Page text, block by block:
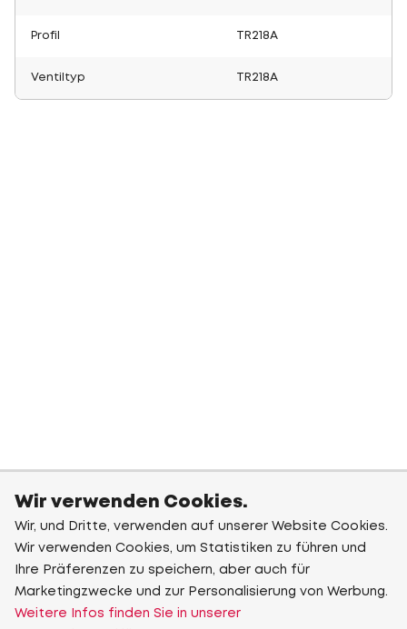
Profil TR218A
Ventiltyp TR218A
Wir verwenden Cookies.
Wir, und Dritte, verwenden auf unserer Website Cookies.
Wir verwenden Cookies, um Statistiken zu führen und
Ihre Präferenzen zu speichern, aber auch für
Marketingzwecke und zur Personalisierung von Werbung.
Weitere Infos finden Sie in unserer